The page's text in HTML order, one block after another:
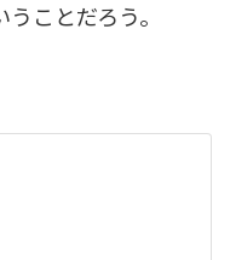
ことだろう。